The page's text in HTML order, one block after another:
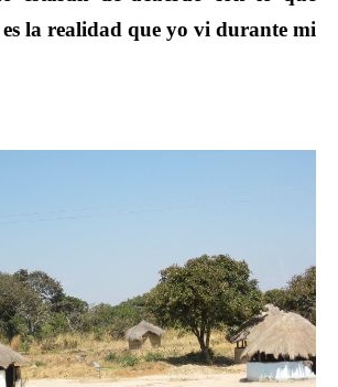
la realidad que yo vi durante mi